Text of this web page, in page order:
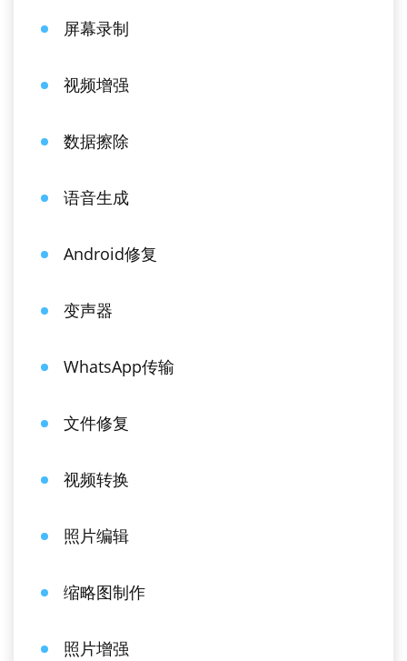
屏幕录制
视频增强
数据擦除
语音生成
Android修复
变声器
WhatsApp传输
文件修复
视频转换
照片编辑
缩略图制作
照片增强